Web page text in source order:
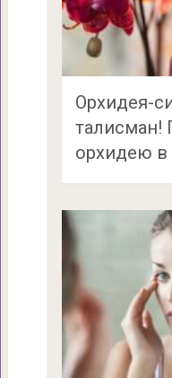
Орхидея-
талисман!
орхидею в